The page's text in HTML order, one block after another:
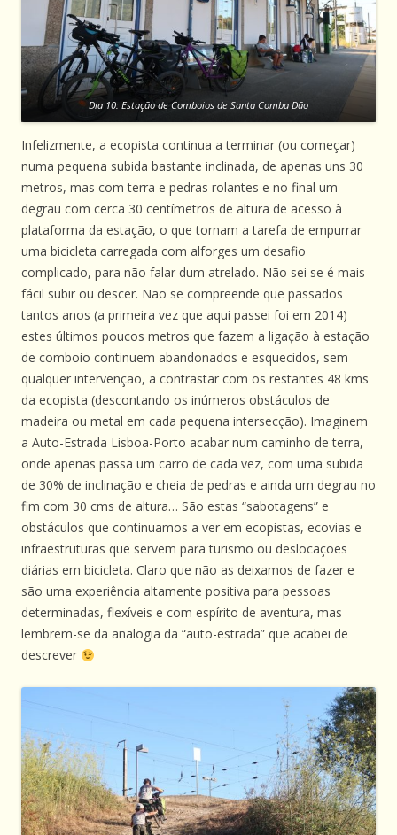
Dia 10: Estação de Comboios de Santa Comba Dão
Infelizmente, a ecopista continua a terminar (ou começar)
numa pequena subida bastante inclinada, de apenas uns 30
metros, mas com terra e pedras rolantes e no final um
degrau com cerca 30 centímetros de altura de acesso à
plataforma da estação, o que tornam a tarefa de empurrar
uma bicicleta carregada com alforges um desafio
complicado, para não falar dum atrelado. Não sei se é mais
fácil subir ou descer. Não se compreende que passados
tantos anos (a primeira vez que aqui passei foi em 2014)
estes últimos poucos metros que fazem a ligação à estação
de comboio continuem abandonados e esquecidos, sem
qualquer intervenção, a contrastar com os restantes 48 kms
da ecopista (descontando os inúmeros obstáculos de
madeira ou metal em cada pequena intersecção). Imaginem
a Auto-Estrada Lisboa-Porto acabar num caminho de terra,
onde apenas passa um carro de cada vez, com uma subida
de 30% de inclinação e cheia de pedras e ainda um degrau no
fim com 30 cms de altura… São estas “sabotagens” e
obstáculos que continuamos a ver em ecopistas, ecovias e
infraestruturas que servem para turismo ou deslocações
diárias em bicicleta. Claro que não as deixamos de fazer e
são uma experiência altamente positiva para pessoas
determinadas, flexíveis e com espírito de aventura, mas
lembrem-se da analogia da “auto-estrada” que acabei de
descrever